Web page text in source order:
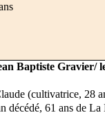
Baptiste Gravier/
(cultivatrice, 28
décédé, 61 ans de